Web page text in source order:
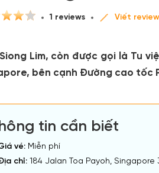
1 reviews Viết review
Lim, còn được gọi là Tu
bên cạnh Đường cao tốc
tin cần biết
vé: Miễn phí
chỉ: 184 Jalan Toa Payoh, Singapore